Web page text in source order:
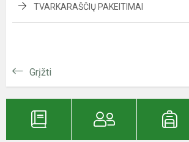
TVARKARAŠČIŲ PAKEITIMAI
Grįžti